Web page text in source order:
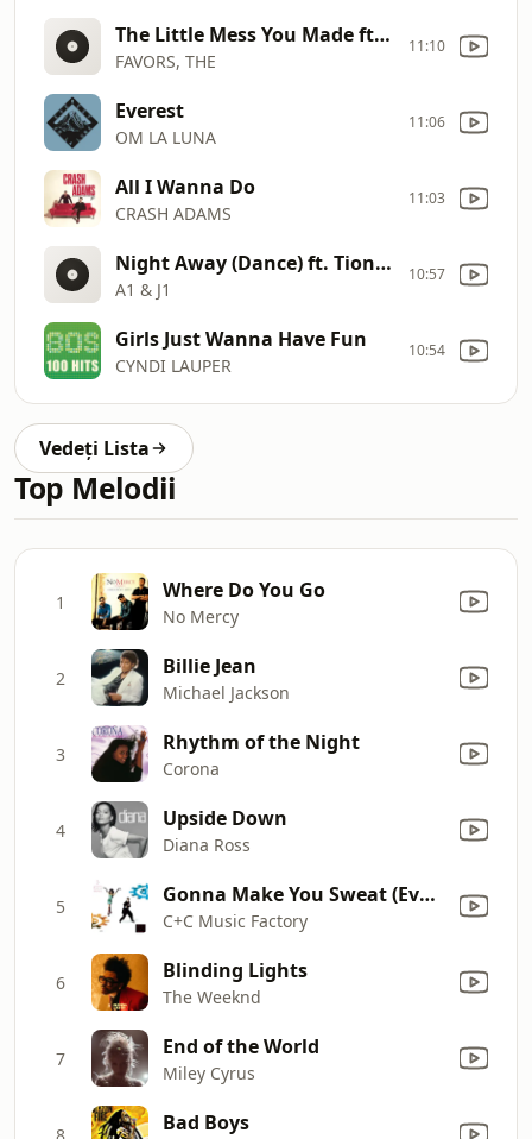
The Little Mess You Made ft. Finneas & Ashe
FAVORS, THE
11:10
Everest
OM LA LUNA
11:06
All I Wanna Do
CRASH ADAMS
11:03
Night Away (Dance) ft. Tion Wayne
A1 & J1
10:57
Girls Just Wanna Have Fun
CYNDI LAUPER
10:54
Vedeți Lista
Top Melodii
1 Where Do You Go
No Mercy
2 Billie Jean
Michael Jackson
3 Rhythm of the Night
Corona
4 Upside Down
Diana Ross
5 Gonna Make You Sweat (Everybody Dance Now) [feat. Freedom Williams]
C+C Music Factory
6 Blinding Lights
The Weeknd
7 End of the World
Miley Cyrus
8 Bad Boys